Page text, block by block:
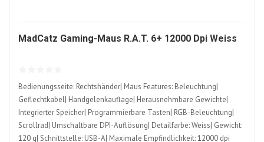
MadCatz Gaming-Maus R.A.T. 6+ 12000 Dpi Weiss
Bedienungsseite: Rechtshänder| Maus Features: Beleuchtung|
Geflechtkabel| Handgelenkauflage| Herausnehmbare Gewichte|
Integrierter Speicher| Programmierbare Tasten| RGB-Beleuchtung|
Scrollrad| Umschaltbare DPI-Auflösung| Detailfarbe: Weiss| Gewicht:
120 g| Schnittstelle: USB-A| Maximale Empfindlichkeit: 12000 dpi